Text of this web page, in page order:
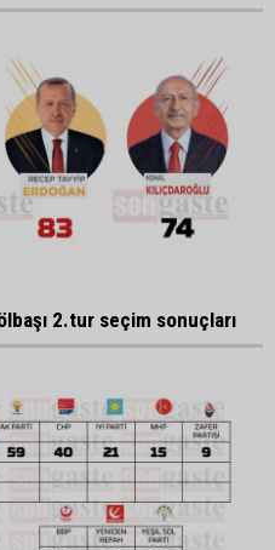
2.tur seçim sonuçları